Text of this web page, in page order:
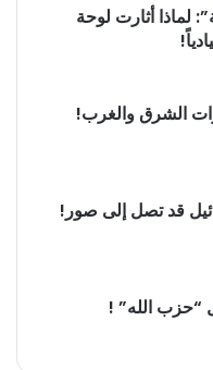
لماذا أثارت لوحة
الشرق والغرب!
قد تصل إلى صور!
“حزب الله” !